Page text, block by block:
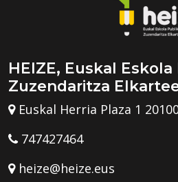
HEIZE, Euskal
Zuzendaritza
Euskal Herria Plaza 1
747427464
heize@heize.eus